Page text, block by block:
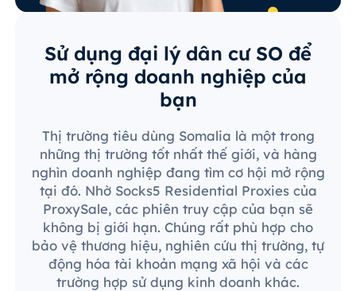
Sử dụng đại lý dân cư SO để
mở rộng doanh nghiệp của
bạn
Thị trường tiêu dùng Somalia là một trong
những thị trường tốt nhất thế giới, và hàng
nghìn doanh nghiệp đang tìm cơ hội mở rộng
tại đó. Nhờ Socks5 Residential Proxies của
ProxySale, các phiên truy cập của bạn sẽ
không bị giới hạn. Chúng rất phù hợp cho
bảo vệ thương hiệu, nghiên cứu thị trường, tự
động hóa tài khoản mạng xã hội và các
trường hợp sử dụng kinh doanh khác.